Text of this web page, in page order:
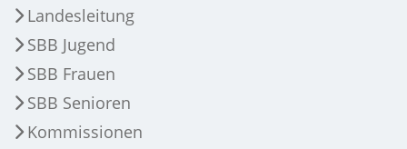
Landesleitung
SBB Jugend
SBB Frauen
SBB Senioren
Kommissionen